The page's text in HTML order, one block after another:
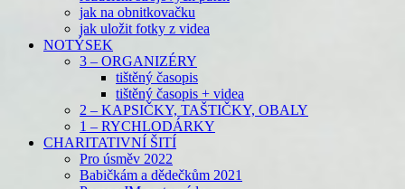
jak na obnitkovačku
jak uložit fotky z videa
NOTÝSEK
3 – ORGANIZÉRY
tištěný časopis
tištěný časopis + videa
2 – KAPSIČKY, TAŠTIČKY, OBALY
1 – RYCHLODÁRKY
CHARITATIVNÍ ŠITÍ
Pro úsměv 2022
Babičkám a dědečkům 2021